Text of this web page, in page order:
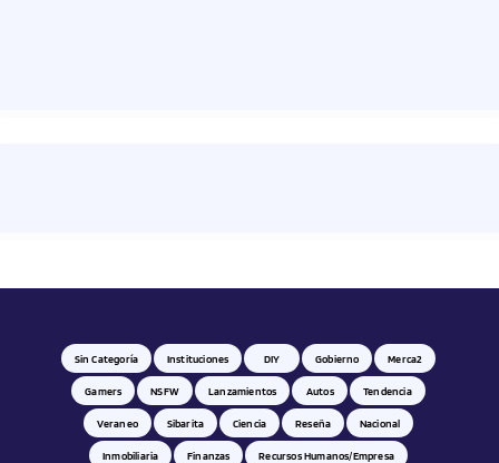
Sin Categoría Instituciones DIY Gobierno Merca2
Gamers NSFW Lanzamientos Autos Tendencia
Veraneo Sibarita Ciencia Reseña Nacional
Inmobiliaria Finanzas Recursos Humanos/empresa